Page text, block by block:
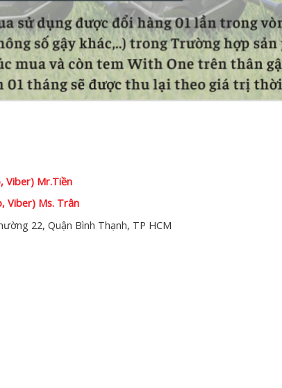
Viber) Mr.Tiền
Viber) Ms. Trân
22, Quận Bình Thạnh, TP HCM